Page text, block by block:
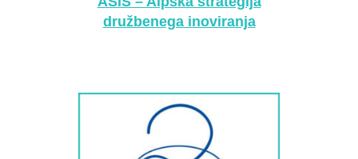
družbenega inoviranja